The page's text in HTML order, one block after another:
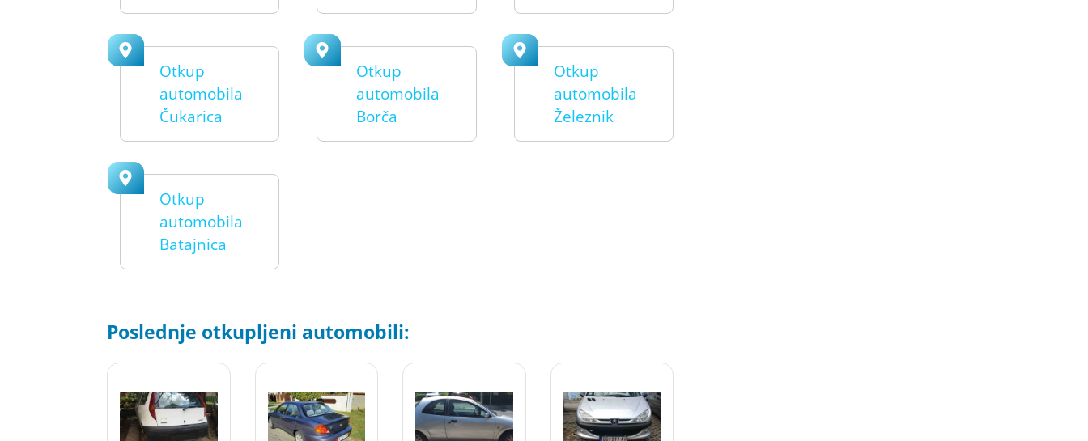
Otkup
automobila
Čukarica
Otkup
automobila
Borča
Otkup
automobila
Železnik
Otkup
automobila
Batajnica
Poslednje otkupljeni automobili: